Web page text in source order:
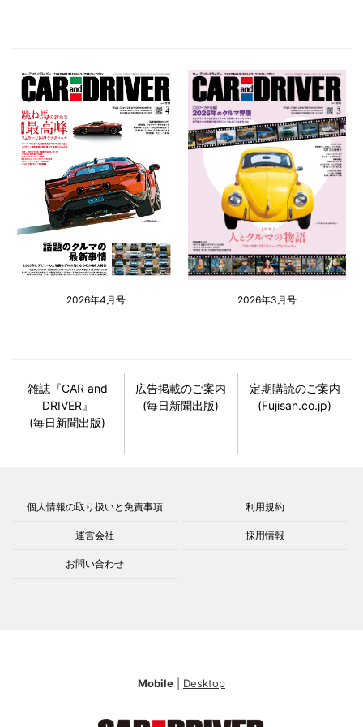
2026年4月号 2026年3月号
雑誌『CAR and
DRIVER』
(毎日新聞出版)
広告掲載のご案内
(毎日新聞出版)
定期購読のご案内
(Fujisan.co.jp)
個人情報の取り扱いと免責事項 利用規約
運営会社 採用情報
お問い合わせ
Mobile Desktop